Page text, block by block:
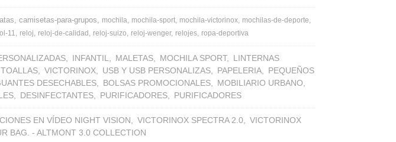
camisetas-para-grupos mochila mochila-sport mochila-victorinox mochilas-de-deporte
11 reloj reloj-de-calidad reloj-suizo reloj-wenger relojes ropa-deportiva
INFANTIL MALETAS MOCHILA SPORT
LINTERNAS
TOALLAS VICTORINOX USB Y USB PERSONALIZAS PAPELERIA
PEQUEÑOS
DESECHABLES BOLSAS PROMOCIONALES
MOBILIARIO URBANO
DESINFECTANTES PURIFICADORES PURIFICADORES
EN VÍDEO NIGHT VISION VICTORINOX SPECTRA 2.0
VICTORINOX
BAG. - ALTMONT 3.0 COLLECTION